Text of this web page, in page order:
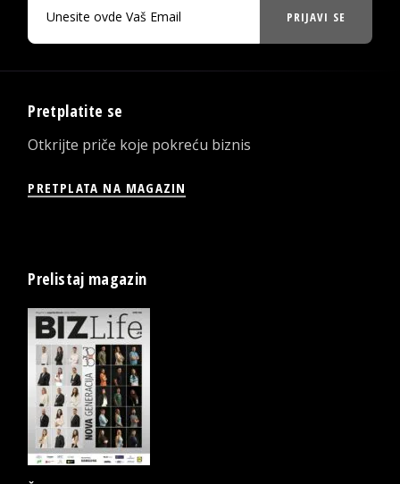
PRIJAVI SE
Pretplatite se
Otkrijte priče koje pokreću biznis
PRETPLATA NA MAGAZIN
Prelistaj magazin